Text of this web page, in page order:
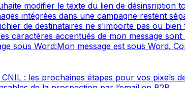
modifier le texte du lien de désinsription
intégrées dans une campagne restent
de destinataires ne s'importe pas ou
caractères accentués de mon message
sous Word:Mon message est sous Word.
: les prochaines étapes pour vos pixels